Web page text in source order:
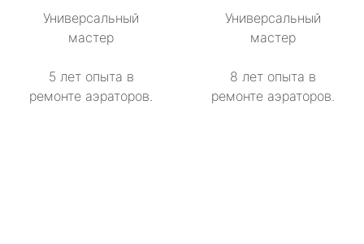
Универсальный
мастер
5 лет опыта в
ремонте аэраторов.
Универсальный
мастер
8 лет опыта в
ремонте аэраторов.